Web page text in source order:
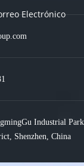
Electrónico
Industrial
Shenzhen, China